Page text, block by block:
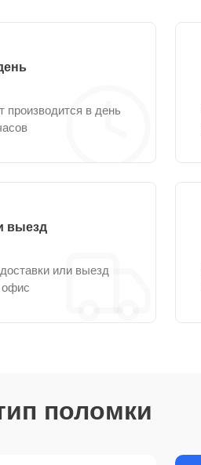
производится в день
выезд
или выезд
офис
поломки